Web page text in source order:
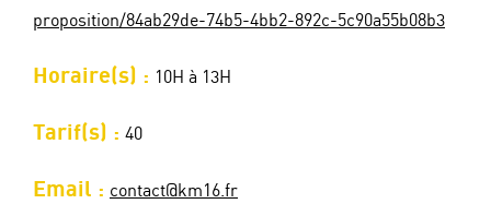
proposition/84ab29de-74b5-4bb2-892c-5c90a55b08b3
Horaire(s) : 10H à 13H
Tarif(s) : 40
Email : contact@km16.fr